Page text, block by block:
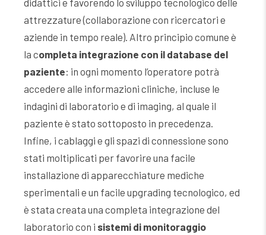
attrezzature (collaborazione con ricercatori e
aziende in tempo reale). Altro principio comune è
la completa integrazione con il database del
paziente: in ogni momento l’operatore potrà
accedere alle informazioni cliniche, incluse le
indagini di laboratorio e di imaging, al quale il
paziente è stato sottoposto in precedenza.
Infine, i cablaggi e gli spazi di connessione sono
stati moltiplicati per favorire una facile
installazione di apparecchiature mediche
sperimentali e un facile upgrading tecnologico, ed
è stata creata una completa integrazione del
laboratorio con i sistemi di monitoraggio